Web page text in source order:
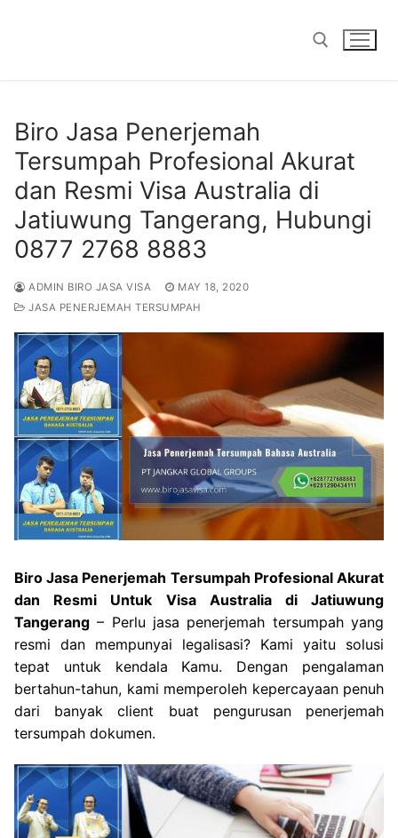
Biro Jasa Penerjemah
Tersumpah Profesional Akurat
dan Resmi Visa Australia di
Jatiuwung Tangerang, Hubungi
0877 2768 8883
ADMIN BIRO JASA VISA
MAY 18, 2020
JASA PENERJEMAH TERSUMPAH
Biro Jasa Penerjemah Tersumpah Profesional Akurat
dan Resmi Untuk Visa Australia di Jatiuwung
Tangerang – Perlu jasa penerjemah tersumpah yang
resmi dan mempunyai legalisasi? Kami yaitu solusi
tepat untuk kendala Kamu. Dengan pengalaman
bertahun-tahun, kami memperoleh kepercayaan penuh
dari banyak client buat pengurusan penerjemah
tersumpah dokumen.